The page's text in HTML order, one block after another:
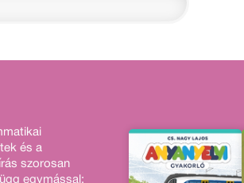
és a
szorosan
egymással: